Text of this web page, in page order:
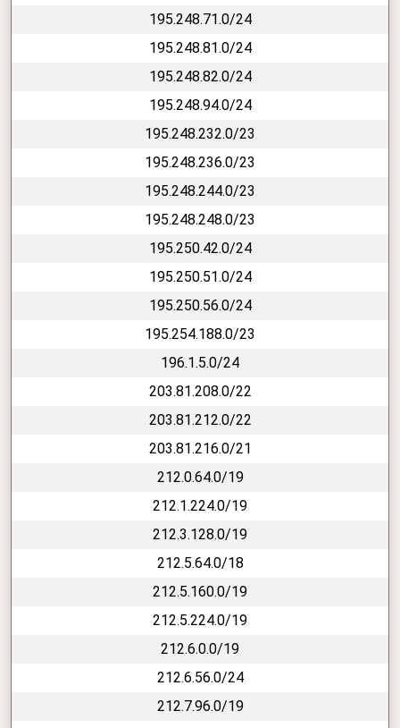
195.248.71.0/24
195.248.81.0/24
195.248.82.0/24
195.248.94.0/24
195.248.232.0/23
195.248.236.0/23
195.248.244.0/23
195.248.248.0/23
195.250.42.0/24
195.250.51.0/24
195.250.56.0/24
195.254.188.0/23
196.1.5.0/24
203.81.208.0/22
203.81.212.0/22
203.81.216.0/21
212.0.64.0/19
212.1.224.0/19
212.3.128.0/19
212.5.64.0/18
212.5.160.0/19
212.5.224.0/19
212.6.0.0/19
212.6.56.0/24
212.7.96.0/19